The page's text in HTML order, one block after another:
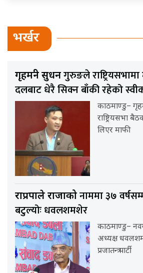
भर्खर
गृहमन्त्री सुधनगुरुङले
दलबाट धेरै सिक्न बाँकी रहेको
काठमाण्डु–
राष्ट्रियसभा
लिएर माफी
राप्रपाले राजाकोनाममा ३७
बटुल्योः धवलशमशेर
काठमाण्डु–
अध्यक्ष
प्रजातन्त्र पार्टी